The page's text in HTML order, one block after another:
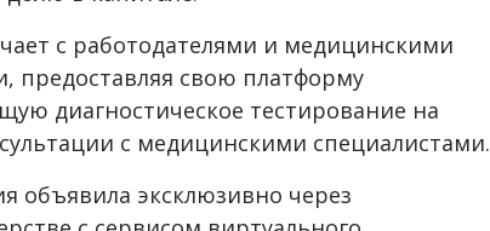
с работодателями и медицинскими
предоставляя свою платформу
диагностическое тестирование на
с медицинскими специалистами.
объявила эксклюзивно через